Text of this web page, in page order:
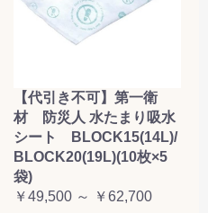
【代引き不可】第一衛
材 防災人 水たまり吸水
シート BLOCK15(14L)/
BLOCK20(19L)(10枚×5
袋)
￥49,500 ～ ￥62,700